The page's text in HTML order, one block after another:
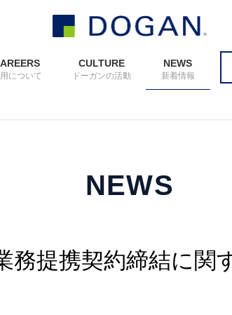
について
CULTURE
ドーガンの活動
NEWS
新着情報
NEWS